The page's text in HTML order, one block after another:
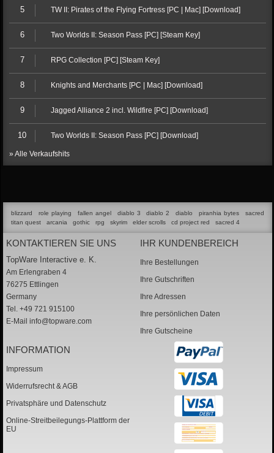
5 TW II: Pirates of the Flying Fortress [PC | Mac] [Download]
6 Two Worlds II: Season Pass [PC] [Steam Key]
7 RPG Collection [PC] [Steam Key]
8 Knights and Merchants [PC | Mac] [Download]
9 Jagged Alliance 2 incl. Wildfire [PC] [Download]
10 Two Worlds II: Season Pass [PC] [Download]
» Alle Verkaufshits
blizzard role playing fallen angel diablo 3 diablo 2 diablo piranhia bytes
sacred
titan quest
arcania gothic rpg skyrim elder scrolls cd project red sacred 4
KONTAKTIEREN SIE UNS
TopWare Interactive e. K.
Am Erlengraben 4
76275 Ettlingen
Germany
Tel. +49 721 915100
E-Mail info@topware.com
IHR KUNDENBEREICH
Ihre Bestellungen
Ihre Gutschriften
Ihre Adressen
Ihre persönlichen Daten
Ihre Gutscheine
INFORMATION
Impressum
Widerrufsrecht & AGB
Privatsphäre und Datenschutz
Online-Streitbeilegungs-Plattform der
EU